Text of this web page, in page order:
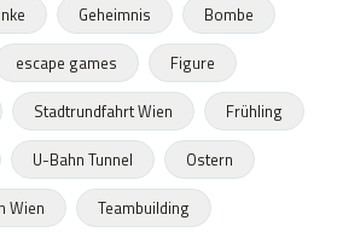
Geheimnis
Bombe
escape games
Figure
Stadtrundfahrt Wien
Frühling
U-Bahn Tunnel
Ostern
Wien
Teambuilding